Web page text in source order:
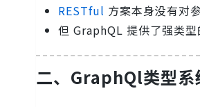
RESTful 方案本身没有对
但 GraphQL 提供了强类
二、GraphQl类型系